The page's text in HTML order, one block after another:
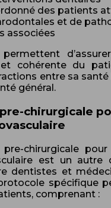
des patients
et de
associées
cohérente du
entre sa
général.
chirurgicale
chirurgicale
est un autre
dentistes et
spécifique
comprenant :